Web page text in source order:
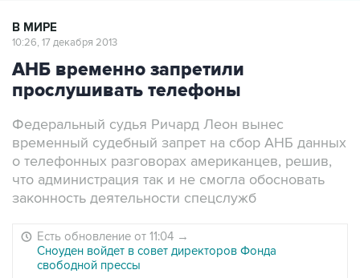
В МИРЕ
10:26, 17 декабря 2013
АНБ временно запретили
прослушивать телефоны
Федеральный судья Ричард Леон вынес
временный судебный запрет на сбор АНБ данных
о телефонных разговорах американцев, решив,
что администрация так и не смогла обосновать
законность деятельности спецслужб
Есть обновление от 11:04 →
Сноуден войдет в совет директоров Фонда
свободной прессы